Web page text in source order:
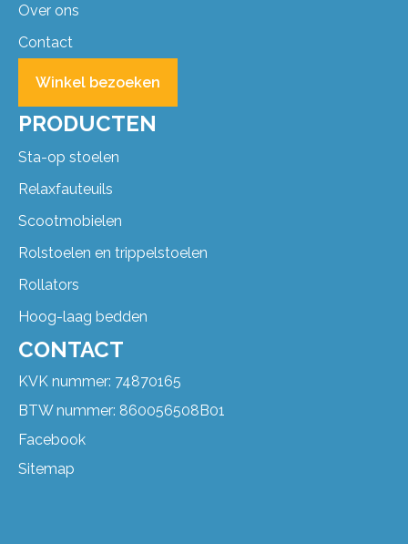
Over ons
Contact
Winkel bezoeken
PRODUCTEN
Sta-op stoelen
Relaxfauteuils
Scootmobielen
Rolstoelen en trippelstoelen
Rollators
Hoog-laag bedden
CONTACT
KVK nummer: 74870165
BTW nummer: 860056508B01
Facebook
Sitemap